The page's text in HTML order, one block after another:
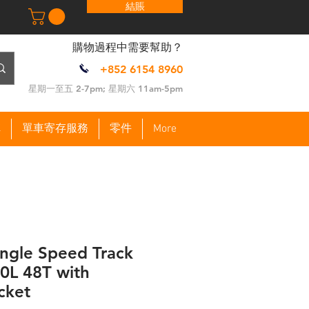
結賬
​購物過程中需要幫助？
+852 6154 8960
​星期一至五 2-7pm; 星期六 11am-5pm
單車寄存服務 零件 More
Speed Track
48T with